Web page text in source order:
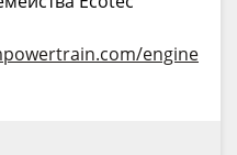
engine